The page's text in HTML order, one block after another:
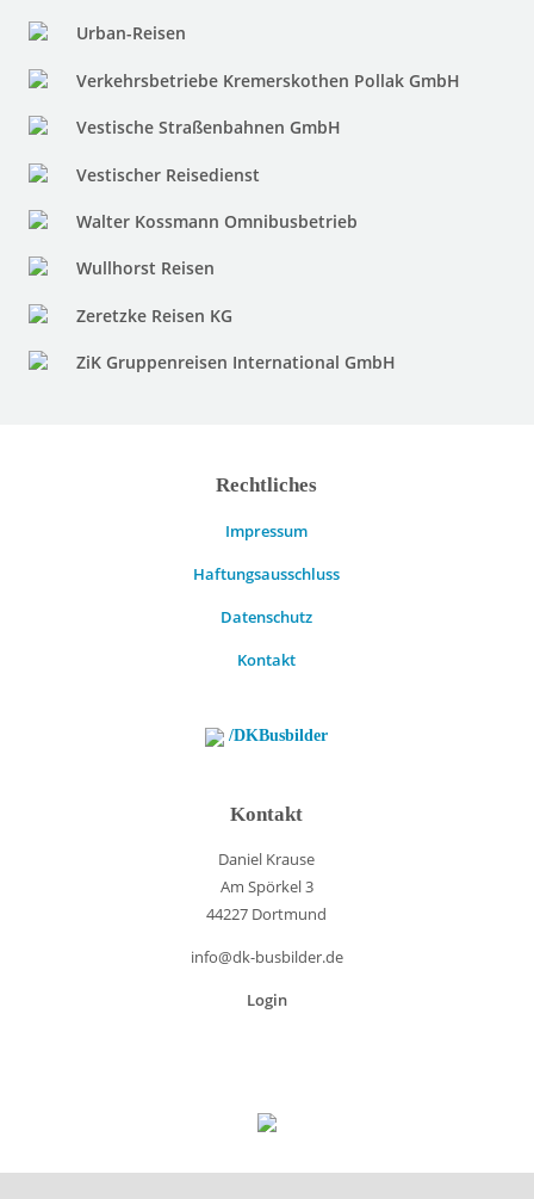
Urban-Reisen
Verkehrsbetriebe Kremerskothen Pollak GmbH
Vestische Straßenbahnen GmbH
Vestischer Reisedienst
Walter Kossmann Omnibusbetrieb
Wullhorst Reisen
Zeretzke Reisen KG
ZiK Gruppenreisen International GmbH
Rechtliches
Impressum
Haftungsausschluss
Datenschutz
Kontakt
/DKBusbilder
Kontakt
Daniel Krause
Am Spörkel 3
44227 Dortmund
info@dk-busbilder.de
Login